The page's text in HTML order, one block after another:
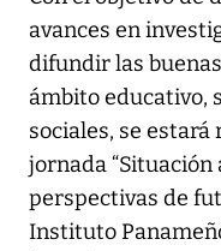
avances en
difundir las
ámbito educativo,
sociales, se
jornada
perspectivas de
Instituto